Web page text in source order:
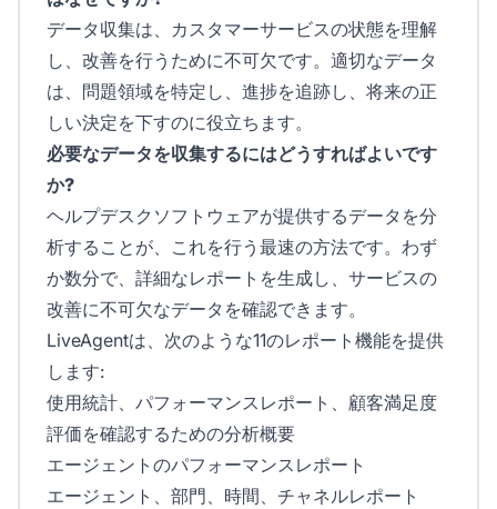
データ収集は、カスタマーサービスの状態を理解
し、改善を行うために不可欠です。適切なデータ
は、問題領域を特定し、進捗を追跡し、将来の正
しい決定を下すのに役立ちます。
必要なデータを収集するにはどうすればよいです
か?
ヘルプデスクソフトウェアが提供するデータを分
析することが、これを行う最速の方法です。わず
か数分で、詳細なレポートを生成し、サービスの
改善に不可欠なデータを確認できます。
LiveAgentは、次のような11のレポート機能を提供
します:
使用統計、パフォーマンスレポート、顧客満足度
評価を確認するための分析概要
エージェントのパフォーマンスレポート
エージェント、部門、時間、チャネルレポート